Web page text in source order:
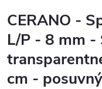
CERANO -
L/P - 8 mm -
cm - posuvný